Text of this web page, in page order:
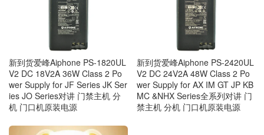
新到货爱峰Aiphone PS-1820UL
V2 DC 18V2A 36W Class 2 Po
wer Supply for JF Series JK Ser
ies JO Series对讲 门禁主机 分
机 门口机原装电源
新到货爱峰Aiphone PS-2420UL
V2 DC 24V2A 48W Class 2 Po
wer Supply for AX IM GT JP KB
MC &NHX Series全系列对讲 门
禁主机 分机 门口机原装电源